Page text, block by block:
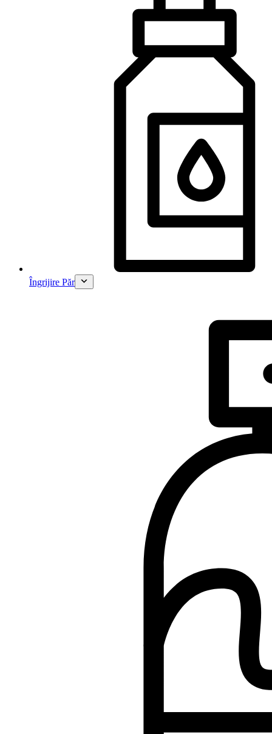
Îngrijire Păr